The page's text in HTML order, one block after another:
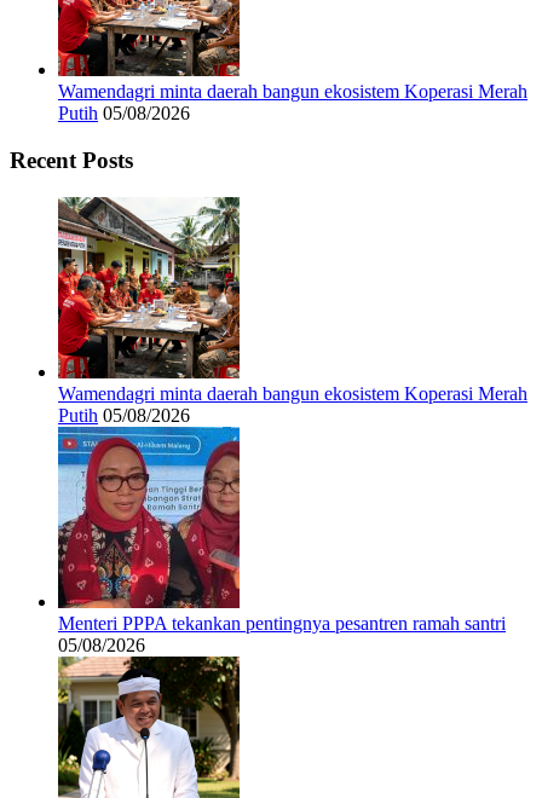
Wamendagri minta daerah bangun ekosistem Koperasi Merah
Putih 05/08/2026
Recent Posts
Wamendagri minta daerah bangun ekosistem Koperasi Merah
Putih 05/08/2026
Menteri PPPA tekankan pentingnya pesantren ramah santri
05/08/2026